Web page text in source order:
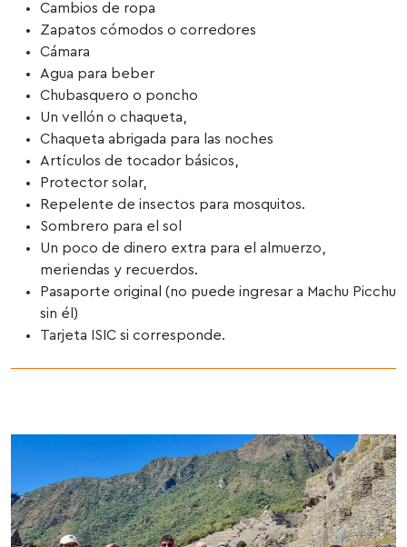
Cambios de ropa
Zapatos cómodos o corredores
Cámara
Agua para beber
Chubasquero o poncho
Un vellón o chaqueta,
Chaqueta abrigada para las noches
Artículos de tocador básicos,
Protector solar,
Repelente de insectos para mosquitos.
Sombrero para el sol
Un poco de dinero extra para el almuerzo,
meriendas y recuerdos.
Pasaporte original (no puede ingresar a Machu Picchu
sin él)
Tarjeta ISIC si corresponde.